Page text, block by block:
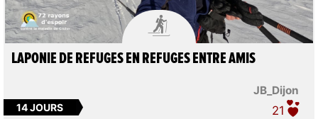

JB_Dijon
LAPONIE DE REFUGES EN REFUGES ENTRE AMIS
14 JOURS 21